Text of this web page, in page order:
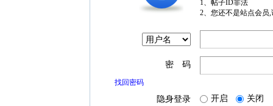
1、帖子ID非法
2、您还不是站点会员
密 码
找回密码
隐身登录 开启 关闭